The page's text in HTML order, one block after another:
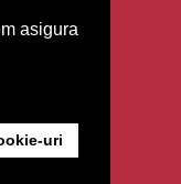
asigura
uri